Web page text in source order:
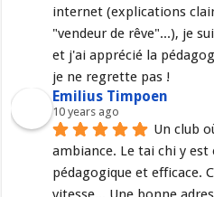
internet (explications
"vendeur de rêve"...), je
et j'ai apprécié la
je ne regrette pas !
Emilius Timpoen
10 years ago
Un club
ambiance. Le tai chi y
pédagogique et efficace.